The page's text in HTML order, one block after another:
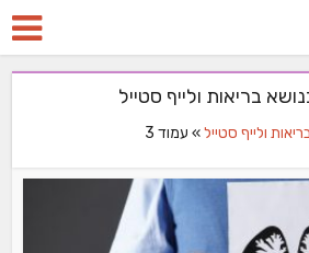
בריאות ולייף סטייל
ולייף סטייל» עמוד 3